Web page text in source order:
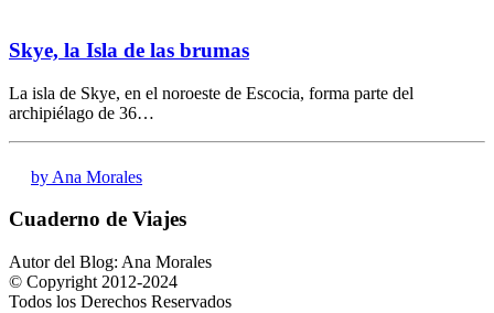
Skye, la Isla de las brumas
La isla de Skye, en el noroeste de Escocia, forma parte del
archipiélago de 36…
by Ana Morales
Cuaderno de Viajes
Autor del Blog: Ana Morales
© Copyright 2012-2024
Todos los Derechos Reservados